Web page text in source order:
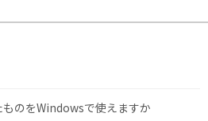
のをWindowsで使えますか